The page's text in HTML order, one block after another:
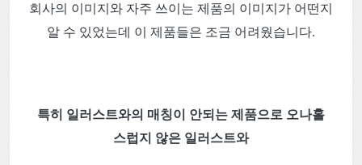
회사의 이미지와 자주 쓰이는 제품의 이미지가 어떤지
알 수 있었는데 이 제품들은 조금 어려웠습니다.
특히 일러스트와의 매칭이 안되는 제품으로 오나홀
스럽지 않은 일러스트와